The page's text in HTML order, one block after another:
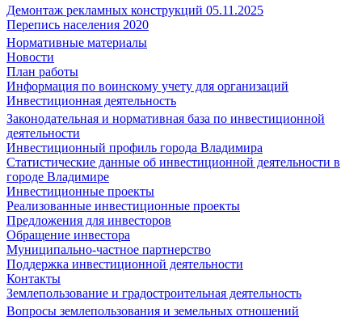
Демонтаж рекламных конструкций 05.11.2025
Перепись населения 2020
Нормативные материалы
Новости
План работы
Информация по воинскому учету для организаций
Инвестиционная деятельность
Законодательная и нормативная база по инвестиционной
деятельности
Инвестиционный профиль города Владимира
Статистические данные об инвестиционной деятельности в
городе Владимире
Инвестиционные проекты
Реализованные инвестиционные проекты
Предложения для инвесторов
Обращение инвестора
Муниципально-частное партнерство
Поддержка инвестиционной деятельности
Контакты
Землепользование и градостроительная деятельность
Вопросы землепользования и земельных отношений